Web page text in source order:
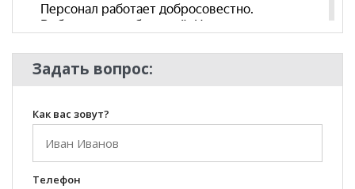
Задать вопрос:
Как вас зовут?
Телефон